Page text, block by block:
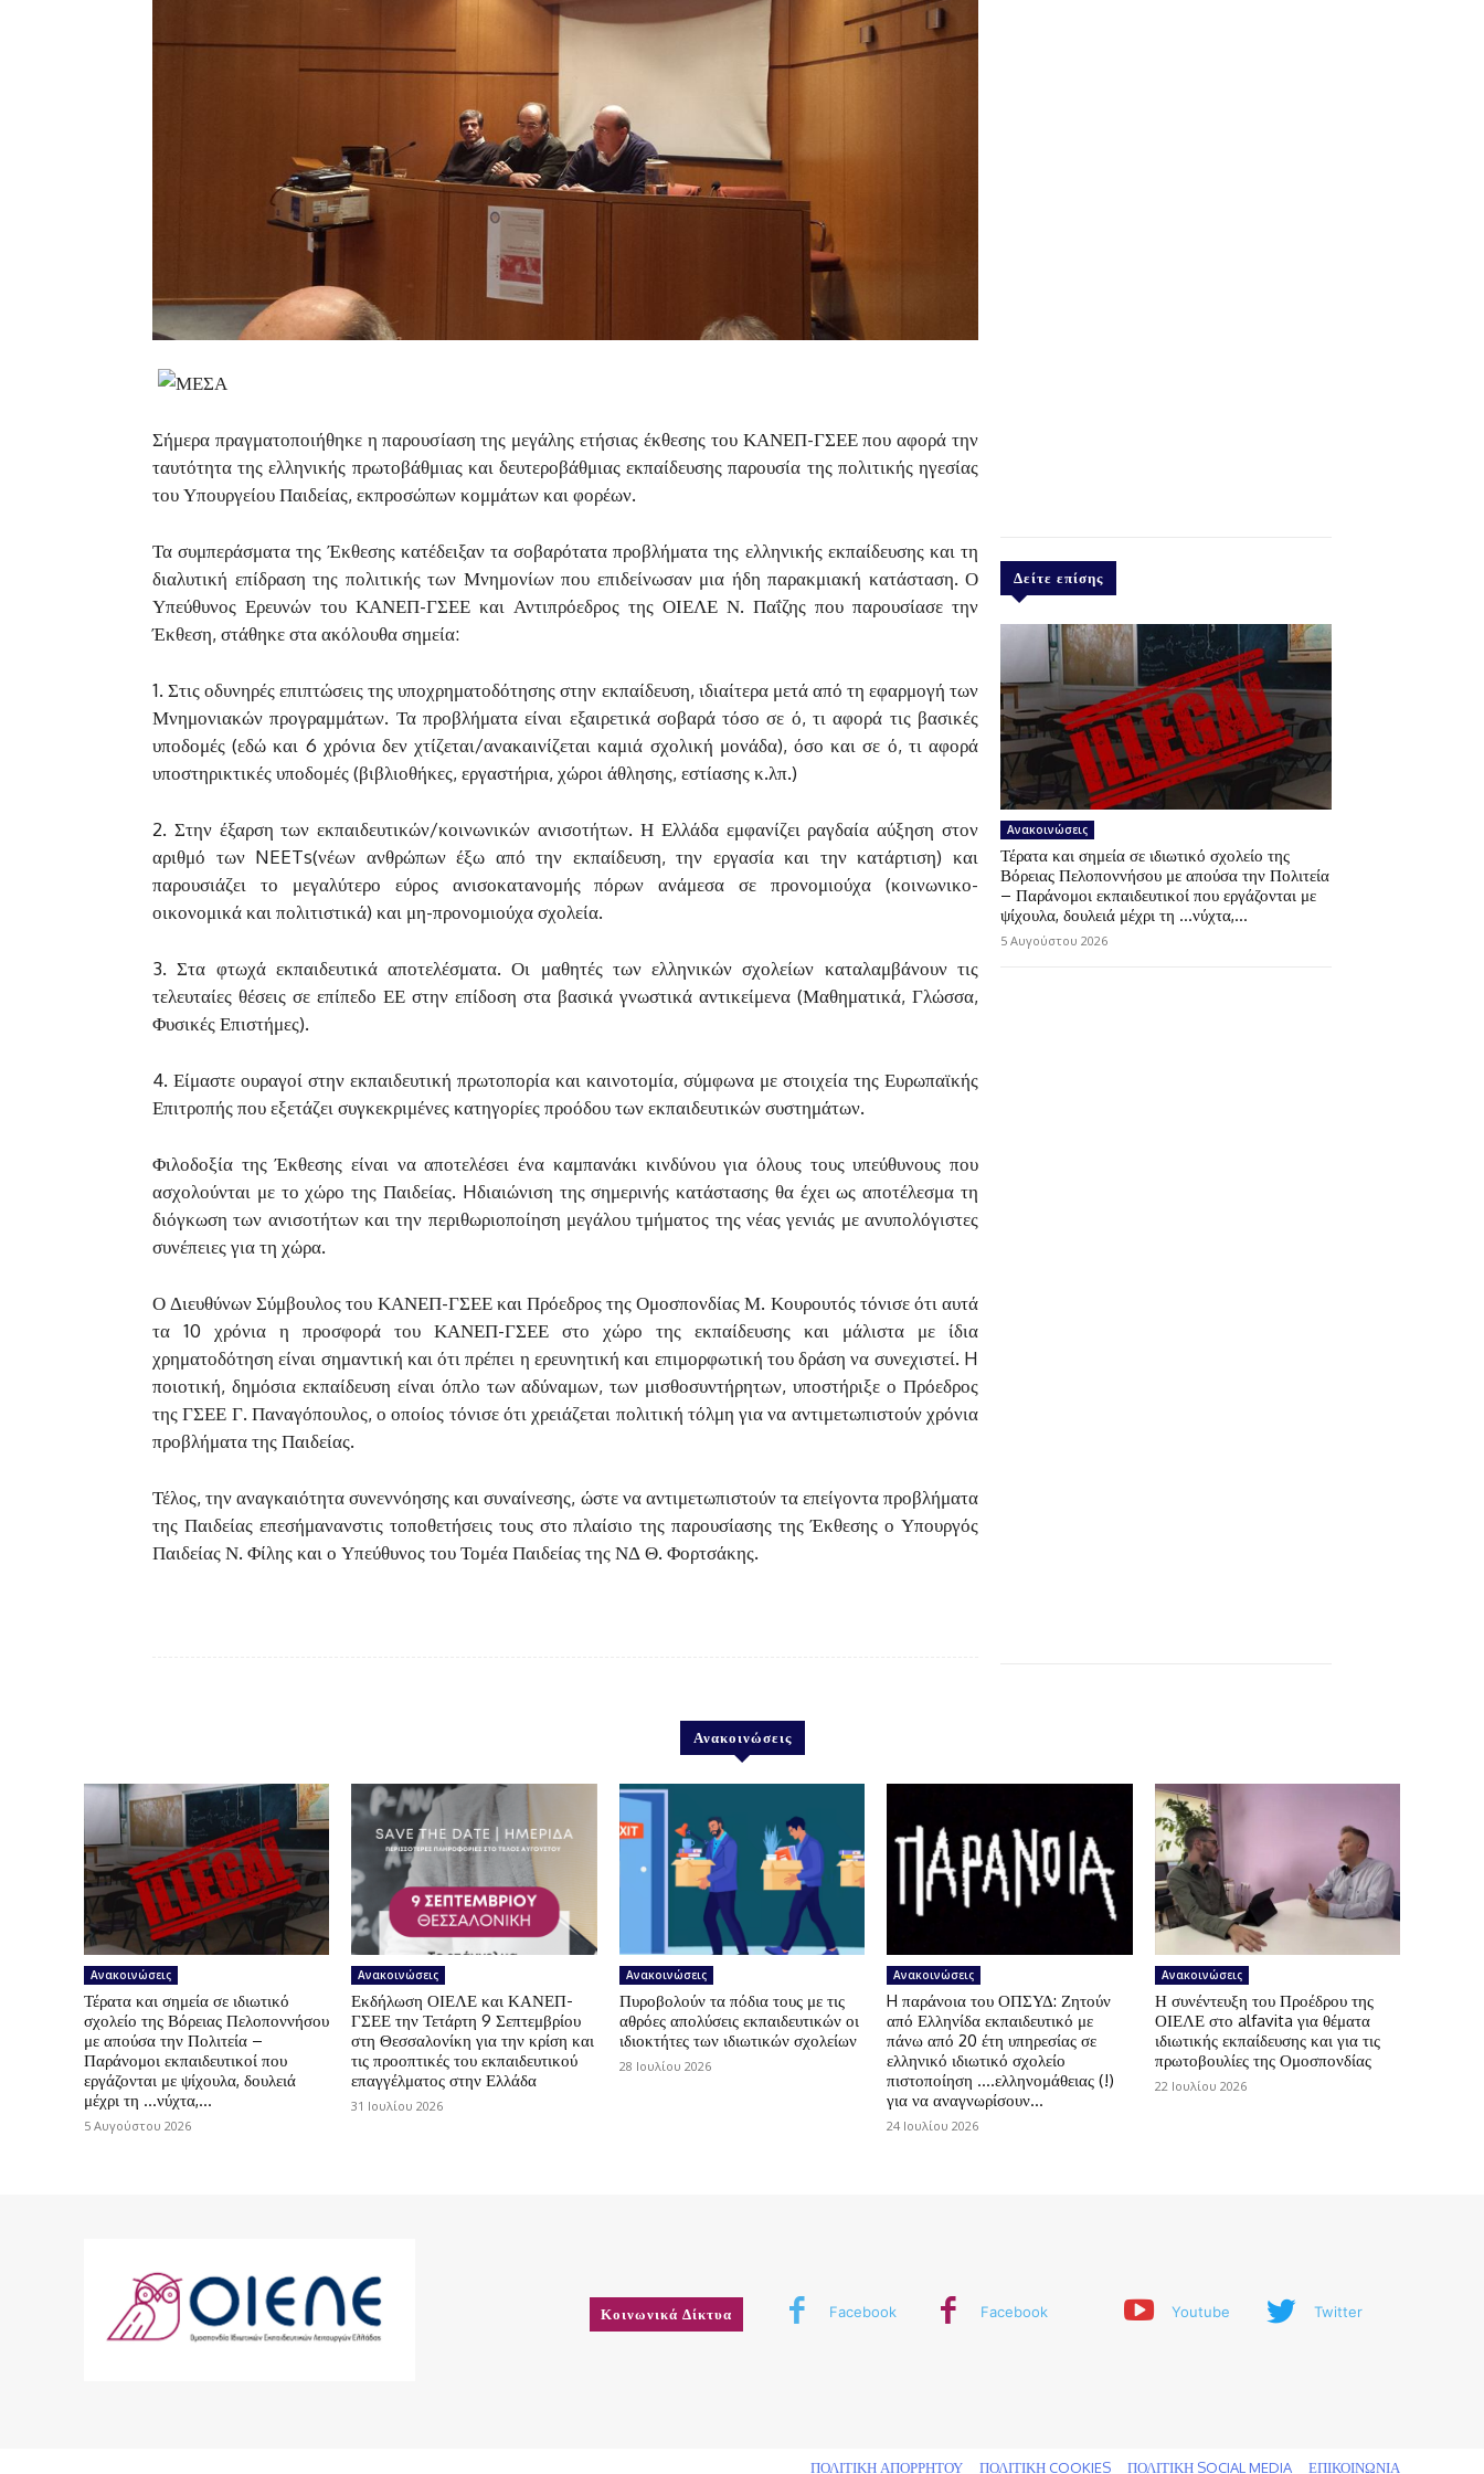
Σήμερα πραγματοποιήθηκε η παρουσίαση της μεγάλης ετήσιας έκθεσης του ΚΑΝΕΠ-ΓΣΕΕ που αφορά την
ταυτότητα της ελληνικής πρωτοβάθμιας και δευτεροβάθμιας εκπαίδευσης παρουσία της πολιτικής ηγεσίας
του Υπουργείου Παιδείας, εκπροσώπων κομμάτων και φορέων.
Τα συμπεράσματα της Έκθεσης κατέδειξαν τα σοβαρότατα προβλήματα της ελληνικής εκπαίδευσης και τη
διαλυτική επίδραση της πολιτικής των Μνημονίων που επιδείνωσαν μια ήδη παρακμιακή κατάσταση. Ο
Υπεύθυνος Ερευνών του ΚΑΝΕΠ-ΓΣΕΕ και Αντιπρόεδρος της ΟΙΕΛΕ Ν. Παΐζης που παρουσίασε την
Έκθεση, στάθηκε στα ακόλουθα σημεία:
1. Στις οδυνηρές επιπτώσεις της υποχρηματοδότησης στην εκπαίδευση, ιδιαίτερα μετά από τη εφαρμογή των
Μνημονιακών προγραμμάτων. Τα προβλήματα είναι εξαιρετικά σοβαρά τόσο σε ό, τι αφορά τις βασικές
υποδομές (εδώ και 6 χρόνια δεν χτίζεται/ανακαινίζεται καμιά σχολική μονάδα), όσο και σε ό, τι αφορά
υποστηρικτικές υποδομές (βιβλιοθήκες, εργαστήρια, χώροι άθλησης, εστίασης κ.λπ.)
2. Στην έξαρση των εκπαιδευτικών/κοινωνικών ανισοτήτων. Η Ελλάδα εμφανίζει ραγδαία αύξηση στον
αριθμό των NEETs(νέων ανθρώπων έξω από την εκπαίδευση, την εργασία και την κατάρτιση) και
παρουσιάζει το μεγαλύτερο εύρος ανισοκατανομής πόρων ανάμεσα σε προνομιούχα (κοινωνικο-
οικονομικά και πολιτιστικά) και μη-προνομιούχα σχολεία.
3. Στα φτωχά εκπαιδευτικά αποτελέσματα. Οι μαθητές των ελληνικών σχολείων καταλαμβάνουν τις
τελευταίες θέσεις σε επίπεδο ΕΕ στην επίδοση στα βασικά γνωστικά αντικείμενα (Μαθηματικά, Γλώσσα,
Φυσικές Επιστήμες).
4. Είμαστε ουραγοί στην εκπαιδευτική πρωτοπορία και καινοτομία, σύμφωνα με στοιχεία της Ευρωπαϊκής
Επιτροπής που εξετάζει συγκεκριμένες κατηγορίες προόδου των εκπαιδευτικών συστημάτων.
Φιλοδοξία της Έκθεσης είναι να αποτελέσει ένα καμπανάκι κινδύνου για όλους τους υπεύθυνους που
ασχολούνται με το χώρο της Παιδείας. Hδιαιώνιση της σημερινής κατάστασης θα έχει ως αποτέλεσμα τη
διόγκωση των ανισοτήτων και την περιθωριοποίηση μεγάλου τμήματος της νέας γενιάς με ανυπολόγιστες
συνέπειες για τη χώρα.
Ο Διευθύνων Σύμβουλος του ΚΑΝΕΠ-ΓΣΕΕ και Πρόεδρος της Ομοσπονδίας Μ. Κουρουτός τόνισε ότι αυτά
τα 10 χρόνια η προσφορά του ΚΑΝΕΠ-ΓΣΕΕ στο χώρο της εκπαίδευσης και μάλιστα με ίδια
χρηματοδότηση είναι σημαντική και ότι πρέπει η ερευνητική και επιμορφωτική του δράση να συνεχιστεί. H
ποιοτική, δημόσια εκπαίδευση είναι όπλο των αδύναμων, των μισθοσυντήρητων, υποστήριξε ο Πρόεδρος
της ΓΣΕΕ Γ. Παναγόπουλος, ο οποίος τόνισε ότι χρειάζεται πολιτική τόλμη για να αντιμετωπιστούν χρόνια
προβλήματα της Παιδείας.
Τέλος, την αναγκαιότητα συνεννόησης και συναίνεσης, ώστε να αντιμετωπιστούν τα επείγοντα προβλήματα
της Παιδείας επεσήμανανστις τοποθετήσεις τους στο πλαίσιο της παρουσίασης της Έκθεσης ο Υπουργός
Παιδείας Ν. Φίλης και ο Υπεύθυνος του Τομέα Παιδείας της ΝΔ Θ. Φορτσάκης.
Δείτε επίσης
Ανακοινώσεις
Τέρατα και σημεία σε ιδιωτικό σχολείο της
Βόρειας Πελοποννήσου με απούσα την Πολιτεία
– Παράνομοι εκπαιδευτικοί που εργάζονται με
ψίχουλα, δουλειά μέχρι τη …νύχτα,...
5 Αυγούστου 2026
Ανακοινώσεις
Ανακοινώσεις
Τέρατα και σημεία σε ιδιωτικό
σχολείο της Βόρειας Πελοποννήσου
με απούσα την Πολιτεία –
Παράνομοι εκπαιδευτικοί που
εργάζονται με ψίχουλα, δουλειά
μέχρι τη …νύχτα,...
5 Αυγούστου 2026
Ανακοινώσεις
Εκδήλωση ΟΙΕΛΕ και ΚΑΝΕΠ-
ΓΣΕΕ την Τετάρτη 9 Σεπτεμβρίου
στη Θεσσαλονίκη για την κρίση και
τις προοπτικές του εκπαιδευτικού
επαγγέλματος στην Ελλάδα
31 Ιουλίου 2026
Ανακοινώσεις
Πυροβολούν τα πόδια τους με τις
αθρόες απολύσεις εκπαιδευτικών οι
ιδιοκτήτες των ιδιωτικών σχολείων
28 Ιουλίου 2026
Ανακοινώσεις
H παράνοια του ΟΠΣΥΔ: Ζητούν
από Ελληνίδα εκπαιδευτικό με
πάνω από 20 έτη υπηρεσίας σε
ελληνικό ιδιωτικό σχολείο
πιστοποίηση ….ελληνομάθειας (!)
για να αναγνωρίσουν...
24 Ιουλίου 2026
Ανακοινώσεις
Η συνέντευξη του Προέδρου της
ΟΙΕΛΕ στο alfavita για θέματα
ιδιωτικής εκπαίδευσης και για τις
πρωτοβουλίες της Ομοσπονδίας
22 Ιουλίου 2026
Κοινωνικά Δίκτυα Facebook Facebook Youtube Twitter
ΠΟΛΙΤΙΚΗ ΑΠΟΡΡΗΤΟΥ ΠΟΛΙΤΙΚΗ COOKIES ΠΟΛΙΤΙΚΗ SOCIAL MEDIA ΕΠΙΚΟΙΝΩΝΙΑ